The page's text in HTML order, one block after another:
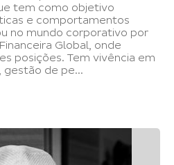
tem como objetivo
e comportamentos
no mundo corporativo por
Global, onde
posições. Tem vivência em
gestão de pe...